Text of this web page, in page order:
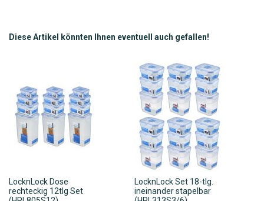
Diese Artikel könnten Ihnen eventuell auch gefallen!
LocknLock Dose
rechteckig 12tlg Set
LocknLock Set 18-tlg.
ineinander stapelbar